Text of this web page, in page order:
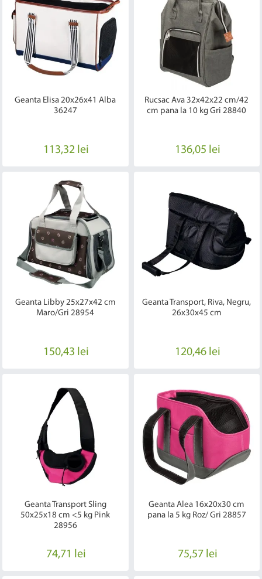
Geanta Elisa 20x26x41 Alba
36247
113,32 lei
Rucsac Ava 32x42x22 cm/42
cm pana la 10 kg Gri 28840
136,05 lei
Geanta Libby 25x27x42 cm
Maro/Gri 28954
150,43 lei
Geanta Transport, Riva, Negru,
26x30x45 cm
120,46 lei
Geanta Transport Sling
50x25x18 cm <5 kg Pink
28956
74,71 lei
Geanta Alea 16x20x30 cm
pana la 5 kg Roz/ Gri 28857
75,57 lei